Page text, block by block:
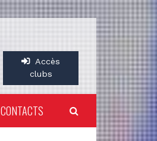
Accès
clubs
CONTACTS